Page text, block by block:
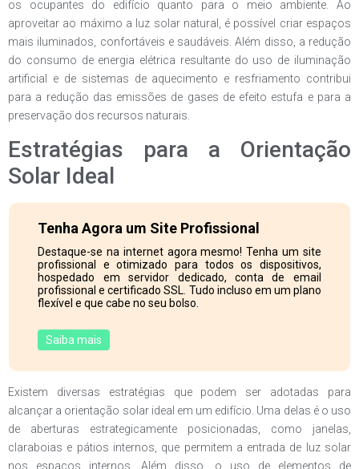
os ocupantes do edifício quanto para o meio ambiente. Ao
aproveitar ao máximo a luz solar natural, é possível criar espaços
mais iluminados, confortáveis e saudáveis. Além disso, a redução
do consumo de energia elétrica resultante do uso de iluminação
artificial e de sistemas de aquecimento e resfriamento contribui
para a redução das emissões de gases de efeito estufa e para a
preservação dos recursos naturais.
Estratégias para a Orientação
Solar Ideal
Tenha Agora um Site Profissional
Destaque-se na internet agora mesmo! Tenha um site
profissional e otimizado para todos os dispositivos,
hospedado em servidor dedicado, conta de email
profissional e certificado SSL. Tudo incluso em um plano
flexível e que cabe no seu bolso.
Saiba mais
Existem diversas estratégias que podem ser adotadas para
alcançar a orientação solar ideal em um edifício. Uma delas é o uso
de aberturas estrategicamente posicionadas, como janelas,
claraboias e pátios internos, que permitem a entrada de luz solar
nos espaços internos. Além disso, o uso de elementos de